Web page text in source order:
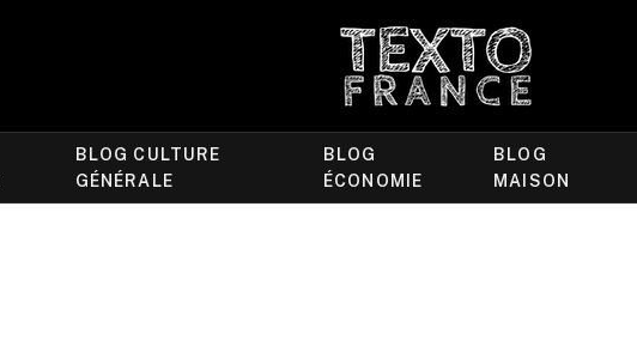
BLOG CULTURE
GÉNÉRALE
BLOG
ÉCONOMIE
BLOG
MAISON